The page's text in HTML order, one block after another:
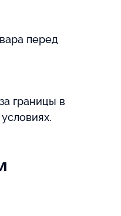
перед
границы в